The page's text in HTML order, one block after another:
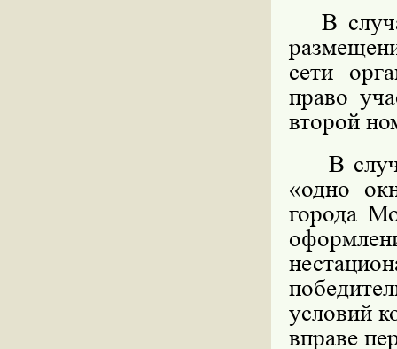
В
сети
право
второй
В
«одно
города
условий
вправе